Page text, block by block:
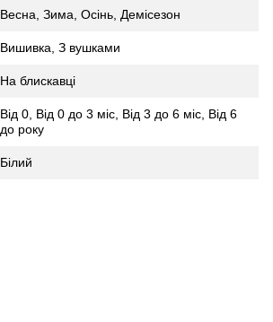
Весна Зима Осінь Демісезон
Вишивка З вушками
На блискавці
Від 0 Від 0 до 3 міс Від 3 до 6 міс Від 6
до року
Білий